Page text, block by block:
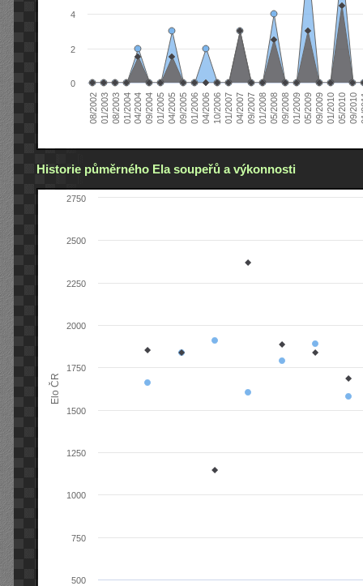
08/200201/200308/200301/200404/200409/200401/200504/200509/200501/200604/200610/200601/200704/200709/200701/200805/200809/200801/200905/200909/200901/201005/201009/2010
0
2
4
Historie půměrného Ela soupeřů a výkonnosti
Elo ČR
500
750
1000
1250
1500
1750
2000
2250
2500
2750